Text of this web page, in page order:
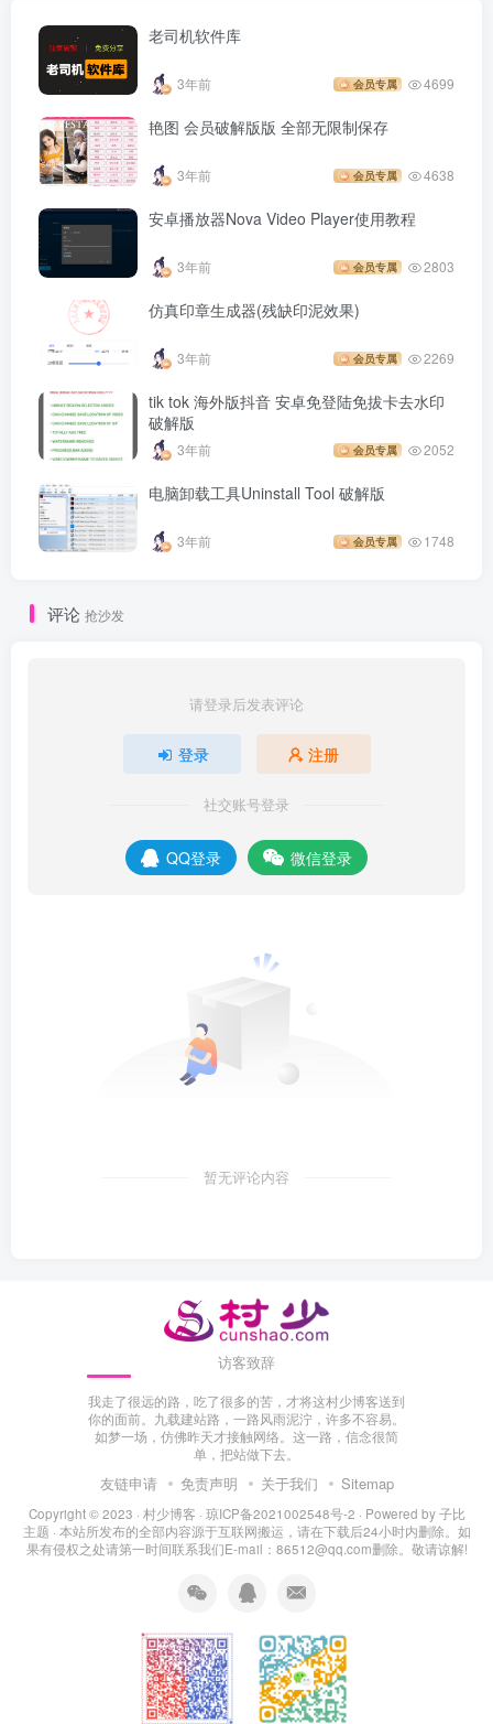
老司机软件库
3年前 会员专属 4699
艳图 会员破解版版 全部无限制保存
3年前 会员专属 4638
安卓播放器Nova Video Player使用教程
3年前 会员专属 2803
仿真印章生成器(残缺印泥效果)
3年前 会员专属 2269
tik tok 海外版抖音 安卓免登陆免拔卡去水印
破解版
3年前 会员专属 2052
电脑卸载工具Uninstall Tool 破解版
3年前 会员专属 1748
评论 抢沙发
请登录后发表评论
登录 注册
社交账号登录
QQ登录 微信登录
暂无评论内容
访客致辞
我走了很远的路，吃了很多的苦，才将这村少博客送到
你的面前。九载建站路，一路风雨泥泞，许多不容易。
如梦一场，仿佛昨天才接触网络。这一路，信念很简
单，把站做下去。
友链申请 免责声明 关于我们 Sitemap
Copyright © 2023 · 村少博客 · 琼ICP备2021002548号-2 · Powered by子比
主题 · 本站所发布的全部内容源于互联网搬运，请在下载后24小时内删除。如
果有侵权之处请第一时间联系我们E-mail：86512@qq.com删除。敬请谅解!